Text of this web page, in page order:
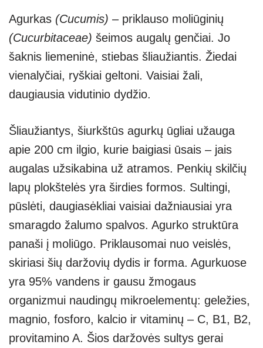
Agurkas (Cucumis) – priklauso moliūginių
(Cucurbitaceae) šeimos augalų genčiai. Jo
šaknis liemeninė, stiebas šliaužiantis. Žiedai
vienalyčiai, ryškiai geltoni. Vaisiai žali,
daugiausia vidutinio dydžio.
Šliaužiantys, šiurkštūs agurkų ūgliai užauga
apie 200 cm ilgio, kurie baigiasi ūsais – jais
augalas užsikabina už atramos. Penkių skilčių
lapų plokštelės yra širdies formos. Sultingi,
pūslėti, daugiasėkliai vaisiai dažniausiai yra
smaragdo žalumo spalvos. Agurko struktūra
panaši į moliūgo. Priklausomai nuo veislės,
skiriasi šių daržovių dydis ir forma. Agurkuose
yra 95% vandens ir gausu žmogaus
organizmui naudingų mikroelementų: geležies,
magnio, fosforo, kalcio ir vitaminų – C, B1, B2,
provitamino A. Šios daržovės sultys gerai